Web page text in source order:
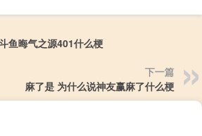
鱼晦气之源401什么梗
下一篇
麻了是 为什么说神友赢麻了什么梗